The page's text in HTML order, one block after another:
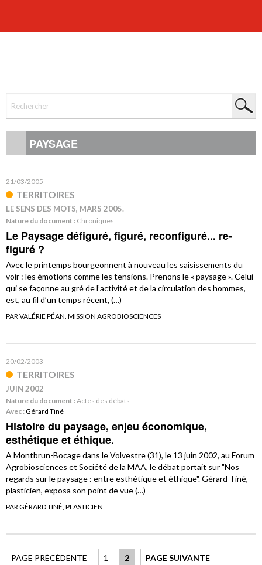
PAYSAGE
21/03/2005
TERRITOIRES
LE SENS DES MOTS, MARS 2005.
Nature du document : Chroniques
Le Paysage défiguré, figuré, reconfiguré... re-
figuré ?
Avec le printemps bourgeonnent à nouveau les saisissements du
voir : les émotions comme les tensions. Prenons le « paysage ». Celui
qui se façonne au gré de l’activité et de la circulation des hommes,
est, au fil d’un temps récent, (…)
PAR VALÉRIE PÉAN. MISSION AGROBIOSCIENCES
20/02/2003
TERRITOIRES
JUIN 2002
Nature du document :Actes des débats
Avec :Gérard Tiné
Histoire du paysage, enjeu économique,
esthétique et éthique.
A Montbrun-Bocage dans le Volvestre (31), le 13 juin 2002, au Forum
Agrobiosciences et Société de la MAA, le débat portait sur "Nos
regards sur le paysage : entre esthétique et éthique". Gérard Tiné,
plasticien, exposa son point de vue (…)
PAR GÉRARD TINÉ, PLASTICIEN
PAGE PRÉCÉDENTE 1 2 PAGE SUIVANTE